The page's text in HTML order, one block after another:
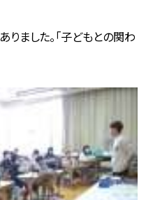
ました。「子どもとの関わ